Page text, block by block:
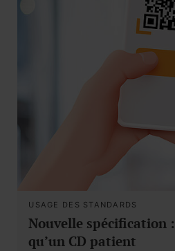
USAGE DES STANDARDS
Nouvelle spécification
qu’un CD patient